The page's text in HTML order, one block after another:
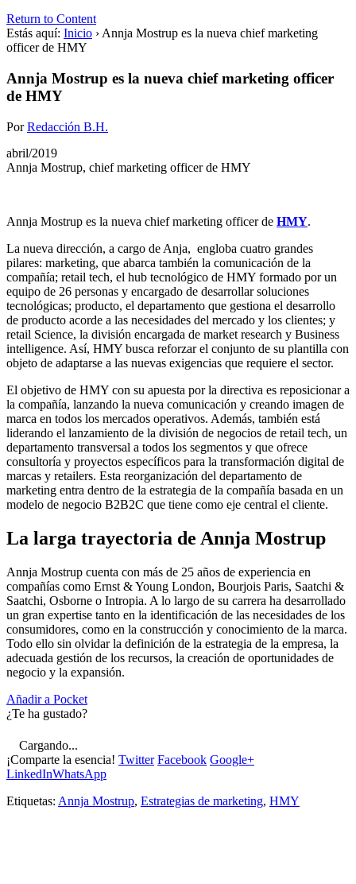
Return to Content
Estás aquí: Inicio › Annja Mostrup es la nueva chief marketing
officer de HMY
Annja Mostrup es la nueva chief marketing officer
de HMY
PorRedacción B.H.
abril/2019
Annja Mostrup, chief marketing officer de HMY
Annja Mostrup es la nueva chief marketing officer de HMY.
La nueva dirección, a cargo de Anja, engloba cuatro grandes
pilares: marketing, que abarca también la comunicación de la
compañía; retail tech, el hub tecnológico de HMY formado por un
equipo de 26 personas y encargado de desarrollar soluciones
tecnológicas; producto, el departamento que gestiona el desarrollo
de producto acorde a las necesidades del mercado y los clientes; y
retail Science, la división encargada de market research y Business
intelligence. Así, HMY busca reforzar el conjunto de su plantilla con
objeto de adaptarse a las nuevas exigencias que requiere el sector.
El objetivo de HMY con su apuesta por la directiva es reposicionar a
la compañía, lanzando la nueva comunicación y creando imagen de
marca en todos los mercados operativos. Además, también está
liderando el lanzamiento de la división de negocios de retail tech, un
departamento transversal a todos los segmentos y que ofrece
consultoría y proyectos específicos para la transformación digital de
marcas y retailers. Esta reorganización del departamento de
marketing entra dentro de la estrategia de la compañía basada en un
modelo de negocio B2B2C que tiene como eje central el cliente.
La larga trayectoria de Annja Mostrup
Annja Mostrup cuenta con más de 25 años de experiencia en
compañías como Ernst & Young London, Bourjois Paris, Saatchi &
Saatchi, Osborne o Intropia. A lo largo de su carrera ha desarrollado
un gran expertise tanto en la identificación de las necesidades de los
consumidores, como en la construcción y conocimiento de la marca.
Todo ello sin olvidar la definición de la estrategia de la empresa, la
adecuada gestión de los recursos, la creación de oportunidades de
negocio y la expansión.
Añadir a Pocket
¿Te ha gustado?
Cargando...
¡Comparte la esencia! Twitter Facebook Google+
LinkedInWhatsApp
Etiquetas: Annja Mostrup, Estrategias de marketing, HMY